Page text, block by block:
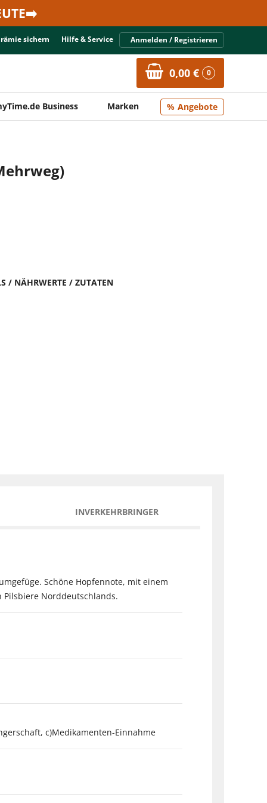
sichern Hilfe & Service Anmelden / Registrieren
0,00 € 0
Business Marken Angebote
/ NÄHRWERTE / ZUTATEN
INVERKEHRBRINGER
Schöne Hopfennote, mit einem
Norddeutschlands.
c)Medikamenten-Einnahme